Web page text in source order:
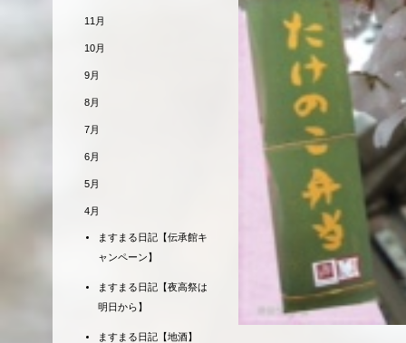
11月
10月
9月
8月
7月
6月
5月
4月
ますまる日記【伝承館キ
ャンペーン】
ますまる日記【夜高祭は
明日から】
ますまる日記【地酒】